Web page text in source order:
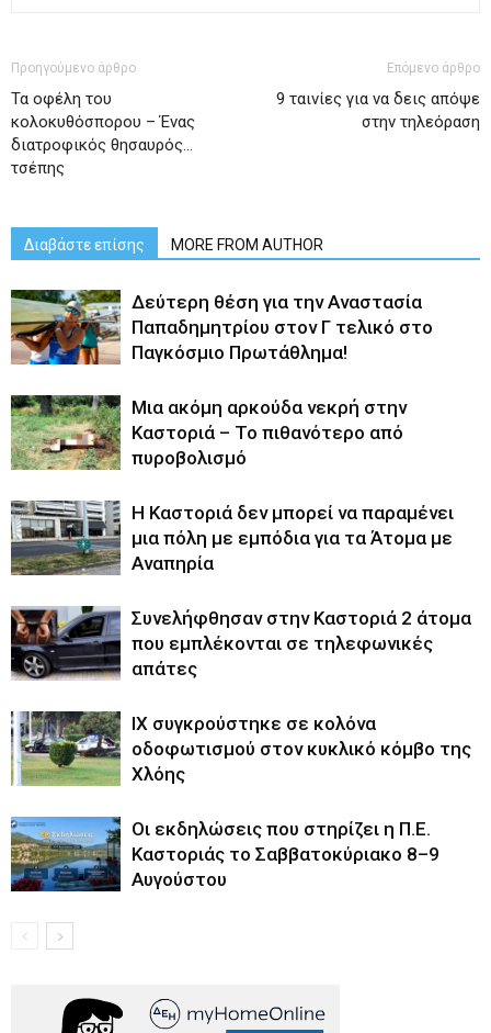
Προηγούμενο άρθρο
Τα οφέλη του
κολοκυθόσπορου – Ένας
διατροφικός θησαυρός…
τσέπης
Επόμενο άρθρο
9 ταινίες για να δεις απόψε
στην τηλεόραση
Διαβάστε επίσης MORE FROM AUTHOR
Δεύτερη θέση για την Αναστασία
Παπαδημητρίου στον Γ τελικό στο
Παγκόσμιο Πρωτάθλημα!
Μια ακόμη αρκούδα νεκρή στην
Καστοριά – Το πιθανότερο από
πυροβολισμό
Η Καστοριά δεν μπορεί να παραμένει
μια πόλη με εμπόδια για τα Άτομα με
Αναπηρία
Συνελήφθησαν στην Καστοριά 2 άτομα
που εμπλέκονται σε τηλεφωνικές
απάτες
ΙΧ συγκρούστηκε σε κολόνα
οδοφωτισμού στον κυκλικό κόμβο της
Χλόης
Οι εκδηλώσεις που στηρίζει η Π.Ε.
Καστοριάς το Σαββατοκύριακο 8–9
Αυγούστου